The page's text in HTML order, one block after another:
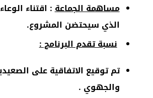
مساهمة الجماعة: اقتناء
الذي سيحتضن المشروع.
نسبة تقدم البرنامج :
تم توقيع الاتفاقية على
والجهوي .